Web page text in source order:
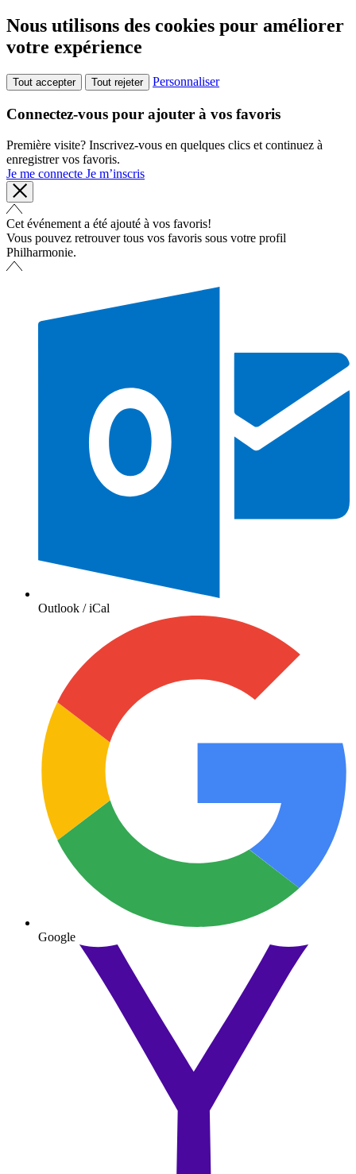
Nous utilisons des cookies pour améliorer
votre expérience
Tout accepter Tout rejeter Personnaliser
Connectez-vous pour ajouter à vos favoris
Première visite? Inscrivez-vous en quelques clics et continuez à
enregistrer vos favoris.
Je me connecte Je m’inscris
Cet événement a été ajouté à vos favoris!
Vous pouvez retrouver tous vos favoris sous votre profil
Philharmonie.
Outlook / iCal
Google